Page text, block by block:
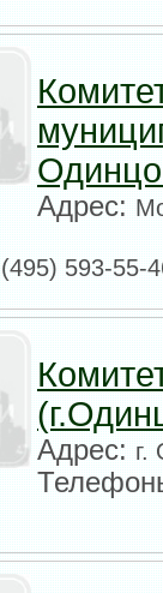
Адрес:
(495) 593-55-
Адрес:г.